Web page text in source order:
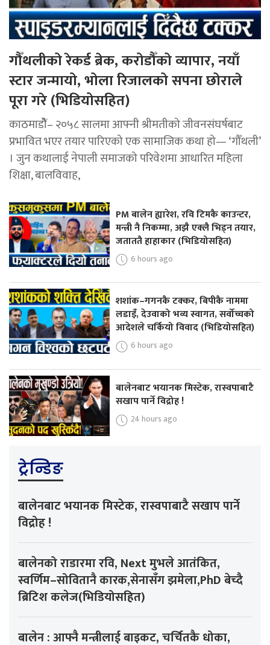
गौँथलीको रेकर्ड ब्रेक, करोडौँको व्यापार, नयाँ
स्टार जन्मायो, भोला रिजालको सपना छोराले
पूरा गरे (भिडियोसहित)
काठमाडोैं– २०५८ सालमा आफ्नी श्रीमतीको जीवनसंघर्षबाट
प्रभावित भएर तयार पारिएको एक सामाजिक कथा हो— ‘गौँथली’
। जुन कथालाई नेपाली समाजको परिवेशमा आधारित महिला
शिक्षा, बालविवाह,
PM बालेन ह्यारेश, रवि टिमकै काउन्टर,
मन्त्री नै निकम्मा, अझै एक्लै भिड्न तयार,
जताततै हाहाकार (भिडियोसहित)
6 hours ago
शशांक–गगनकै टक्कर, बिपीकै नाममा
लडाइँ, देउवाको भव्य स्वागत, सर्वोच्चको
आदेशले चर्कियो विवाद (भिडियोसहित)
6 hours ago
बालेनबाट भयानक मिस्टेक, रास्वपाबाटै
सखाप पार्ने विद्रोह !
24 hours ago
ट्रेन्डिङ
बालेनबाट भयानक मिस्टेक, रास्वपाबाटै सखाप पार्ने
विद्रोह !
बालेनको राडारमा रवि, Next मुभले आतंकित,
स्वर्णिम–सोवितानै कारक,सेनासँग झमेला,PhD बेच्दै
ब्रिटिश कलेज(भिडियोसहित)
बालेन : आफ्नै मन्त्रीलाई बाइकट, चर्चितकै धोका,